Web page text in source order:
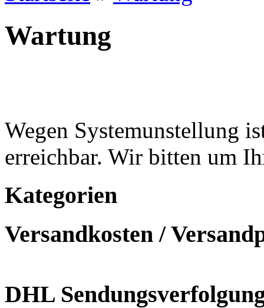
Wartung
Wegen Systemunstellung
erreichbar. Wir bitten um
Kategorien
Versandkosten /
DHL